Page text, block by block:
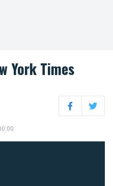
York Times
FacebookTwitter